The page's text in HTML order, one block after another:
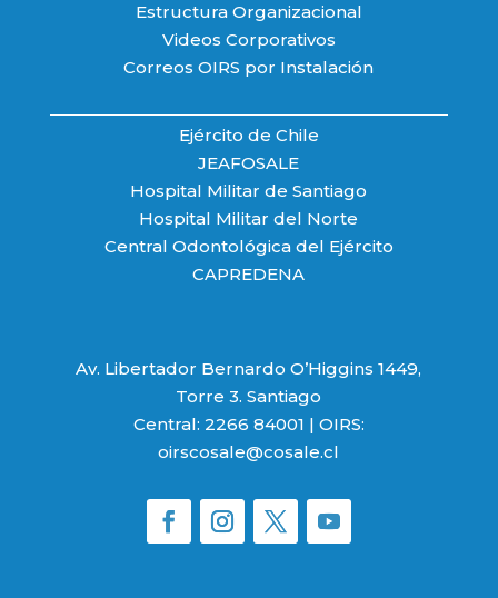
Estructura Organizacional
Videos Corporativos
Correos OIRS por Instalación
Ejército de Chile
JEAFOSALE
Hospital Militar de Santiago
Hospital Militar del Norte
Central Odontológica del Ejército
CAPREDENA
Av. Libertador Bernardo O’Higgins 1449,
Torre 3. Santiago
Central: 2266 84001 | OIRS:
oirscosale@cosale.cl